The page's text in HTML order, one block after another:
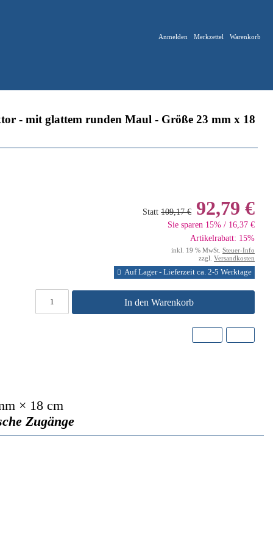
Anmelden Merkzettel Warenkorb
- mit glattem runden Maul - Größe 23 mm x 18
Statt 109,17 € 92,79 €
Sie sparen 15% / 16,37 €
Artikelrabatt: 15%
inkl. 19 % MwSt. Steuer-Info
zzgl. Versandkosten
Auf Lager - Lieferzeit ca. 2-5 Werktage
In den Warenkorb
× 18 cm
Zugänge